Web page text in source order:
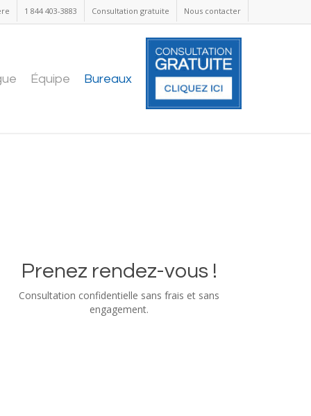
1 844 403-3883 Consultation gratuite Nous contacter
Équipe Bureaux
Prenez rendez-vous !
Consultation confidentielle sans frais et sans
engagement.